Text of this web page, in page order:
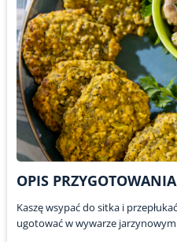
OPIS PRZYGOTOWANIA
Kaszę wsypać do sitka i
ugotować w wywarze